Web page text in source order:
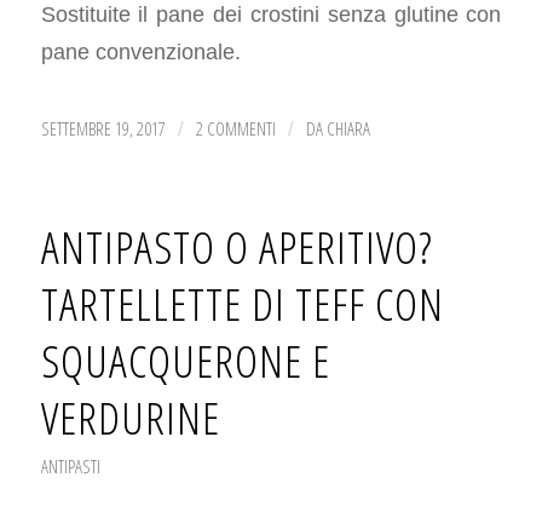
Sostituite il pane dei crostini senza glutine con
pane convenzionale.
SETTEMBRE 19, 2017 / 2 COMMENTI / DA CHIARA
ANTIPASTO O APERITIVO?
TARTELLETTE DI TEFF CON
SQUACQUERONE E
VERDURINE
ANTIPASTI